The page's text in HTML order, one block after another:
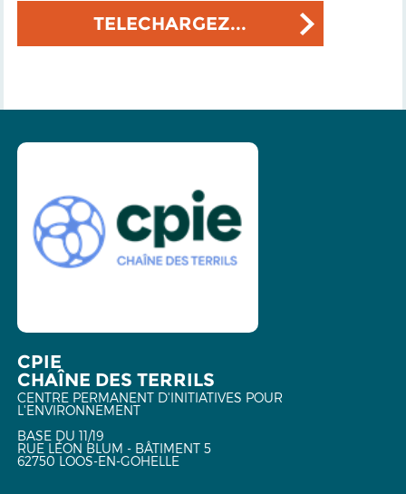
TELECHARGEZ...
CPIE
CHAÎNE DES TERRILS
CENTRE PERMANENT D'INITIATIVES POUR
L'ENVIRONNEMENT
BASE DU 11/19
RUE LÉON BLUM - BÂTIMENT 5
62750 LOOS-EN-GOHELLE